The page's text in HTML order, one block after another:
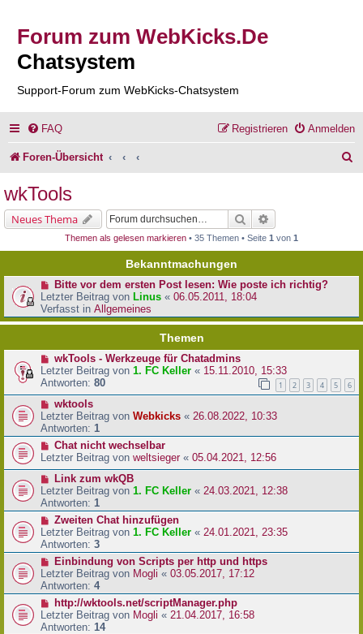
Forum zum WebKicks.De
Chatsystem
Support-Forum zum WebKicks-Chatsystem
FAQ Anmelden
Registrieren
Foren-Übersicht
e
wkTools
Neues Thema Suche
Themen als gelesen markieren • 35 Themen • Seite 1 von 1
Bekanntmachungen
Bitte vor dem ersten Post lesen: Wie poste ich richtig?
Letzter Beitrag von Linus « 06.05.2011, 18:04
Verfasst in Allgemeines
Themen
wkTools - Werkzeuge für Chatadmins
Letzter Beitrag von 1. FC Keller « 15.11.2010, 15:33
Antworten: 80 1 2 3 4 5 6
wktools
Letzter Beitrag von Webkicks « 26.08.2022, 10:33
Antworten: 1
Chat nicht wechselbar
Letzter Beitrag von weltsieger« 05.04.2021, 12:56
Link zum wkQB
Letzter Beitrag von 1. FC Keller « 24.03.2021, 12:38
Antworten: 1
Zweiten Chat hinzufügen
Letzter Beitrag von 1. FC Keller « 24.01.2021, 23:35
Antworten: 3
Einbindung von Scripts per http und https
Letzter Beitrag von Mogli « 03.05.2017, 17:12
Antworten: 4
http://wktools.net/scriptManager.php
Letzter Beitrag von Mogli « 21.04.2017, 16:58
Antworten: 14